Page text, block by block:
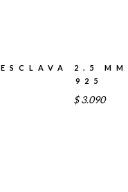
ESCLAVA 2.5
925
$ 3.090